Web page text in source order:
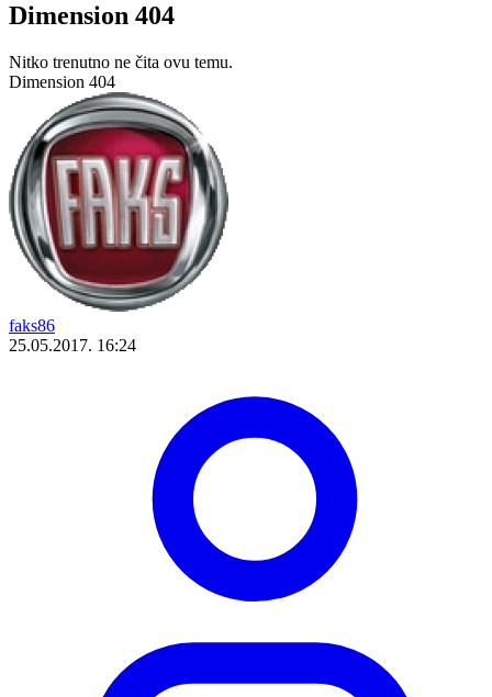
Dimension 404
Nitko trenutno ne čita ovu temu.
Dimension 404
faks86
25.05.2017. 16:24